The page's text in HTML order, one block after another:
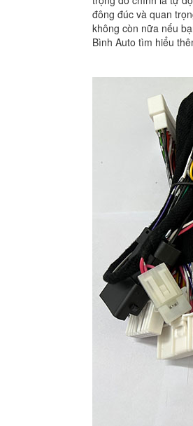
đông đúc và quan
không còn nữa nếu
Bình Auto tìm hiểu